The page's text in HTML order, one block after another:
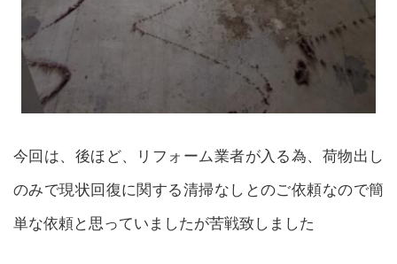
今回は、後ほど、リフォーム業者が入る為、荷物出し
のみで現状回復に関する清掃なしとのご依頼なので簡
単な依頼と思っていましたが苦戦致しました